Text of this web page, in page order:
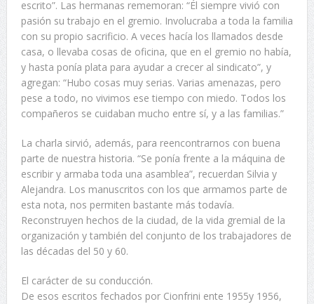
escrito”. Las hermanas rememoran: “Él siempre vivió con
pasión su trabajo en el gremio. Involucraba a toda la familia
con su propio sacrificio. A veces hacía los llamados desde
casa, o llevaba cosas de oficina, que en el gremio no había,
y hasta ponía plata para ayudar a crecer al sindicato”, y
agregan: “Hubo cosas muy serias. Varias amenazas, pero
pese a todo, no vivimos ese tiempo con miedo. Todos los
compañeros se cuidaban mucho entre sí, y a las familias.”
La charla sirvió, además, para reencontrarnos con buena
parte de nuestra historia. “Se ponía frente a la máquina de
escribir y armaba toda una asamblea”, recuerdan Silvia y
Alejandra. Los manuscritos con los que armamos parte de
esta nota, nos permiten bastante más todavía.
Reconstruyen hechos de la ciudad, de la vida gremial de la
organización y también del conjunto de los trabajadores de
las décadas del 50 y 60.
El carácter de su conducción.
De esos escritos fechados por Cionfrini ente 1955y 1956,